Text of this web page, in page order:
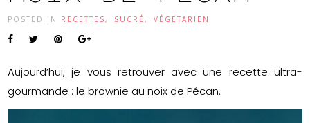
POSTED IN RECETTES, SUCRÉ, VÉGÉTARIEN
Aujourd’hui, je vous retrouver avec une recette ultra-
gourmande : le brownie au noix de Pécan.